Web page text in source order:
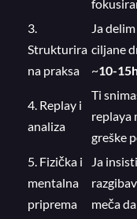
3.
Strukturira
na praksa
Ja
ciljane
~10-
4. Replay i
analiza
Ti
replaya
greške
5. Fizička i
mentalna
priprema
Ja
meča